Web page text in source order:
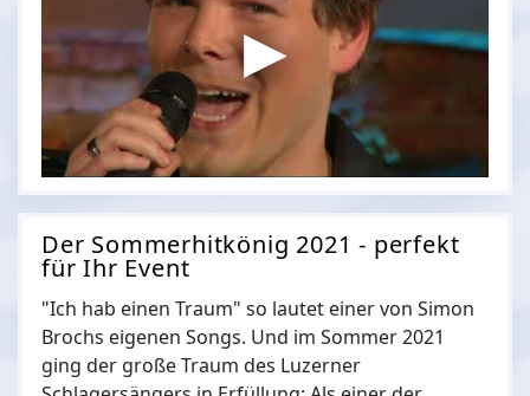
Der Sommerhitkönig 2021 - perfekt
für Ihr Event
"Ich hab einen Traum" so lautet einer von Simon
Brochs eigenen Songs. Und im Sommer 2021
ging der große Traum des Luzerner